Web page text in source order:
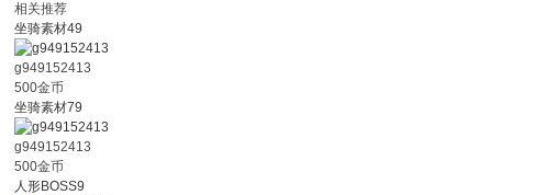
相关推荐
坐骑素材49
g949152413
500金币
坐骑素材79
g949152413
500金币
人形BOSS9